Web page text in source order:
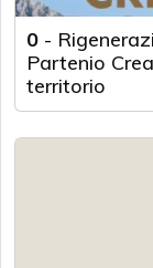
0 -
Partenio
territorio